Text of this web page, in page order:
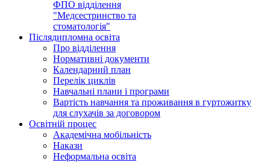
ФПО відділення
"Медсестринство та
стоматологія"
Післядипломна освіта
Про відділення
Нормативні документи
Календарний план
Перелік циклів
Навчальні плани і програми
Вартість навчання та проживання в гуртожитку
для слухачів за договором
Освітній процес
Академічна мобільність
Накази
Неформальна освіта